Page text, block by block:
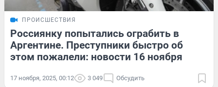
ПРОИСШЕСТВИЯ
Россиянку попытались ограбить в
Аргентине. Преступники быстро об
этом пожалели: новости 16 ноября
17 ноября, 2025, 00:12 3 049 Обсудить